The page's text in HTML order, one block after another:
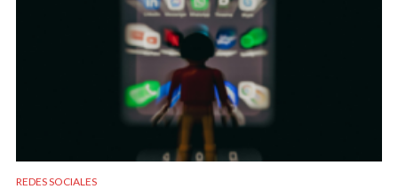
REDES SOCIALES